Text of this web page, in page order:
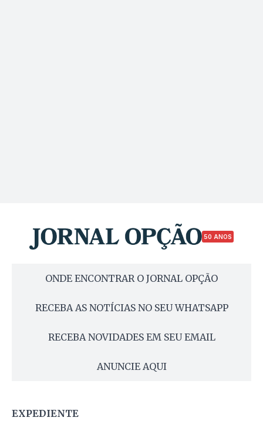
50 ANOS
ONDE ENCONTRAR O JORNAL OPÇÃO
RECEBA AS NOTÍCIAS NO SEU WHATSAPP
RECEBA NOVIDADES EM SEU EMAIL
ANUNCIE AQUI
EXPEDIENTE